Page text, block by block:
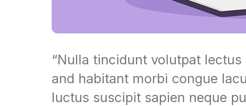
“Nulla tincidunt volutpat
and habitant morbi congue
luctus suscipit sapien neque